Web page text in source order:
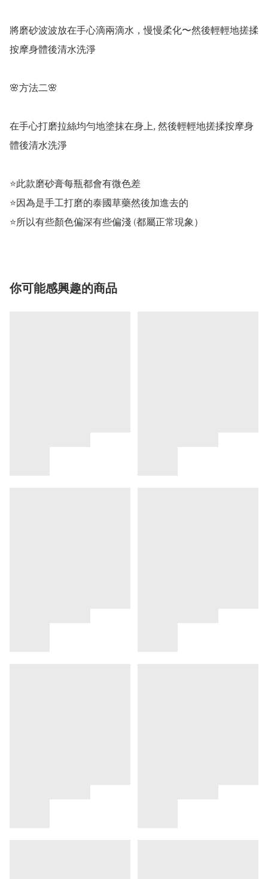
將磨砂波波放在手心滴兩滴水，慢慢柔化〜然後輕輕地搓揉
按摩身體後清水洗淨
🌸方法二🌸
在手心打磨拉絲均勻地塗抹在身上, 然後輕輕地搓揉按摩身
體後清水洗淨
⭐️此款磨砂膏每瓶都會有微色差
⭐️因為是手工打磨的泰國草藥然後加進去的
⭐️所以有些顏色偏深有些偏淺 (都屬正常現象）
你可能感興趣的商品